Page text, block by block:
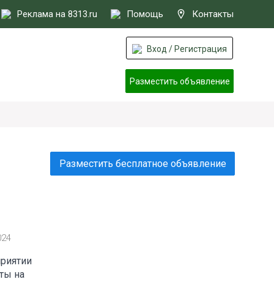
Реклама на 8313.ru Помощь Контакты
Вход / Регистрация
Разместить объявление
на
Разместить бесплатное объявление